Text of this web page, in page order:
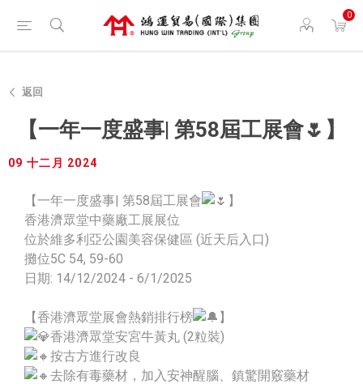
0
返回
【一年一度盛事| 第58屆工展會🌷】
09 十二月 2024
【一年一度盛事| 第58屆工展會
】
香港濟眾堂中藥廠工展展位
位於維多利亞公園美容保健區 (近天后入口)
攤位5C 54, 59-60
日期: 14/12/2024 - 6/1/2025
【香港濟眾堂展會熱銷排行榜
】
香港濟眾堂安宮牛黃丸 (2粒裝)
按古方進行改良
去除有毒藥材，加入安神醒腦、鎮驚開竅藥材